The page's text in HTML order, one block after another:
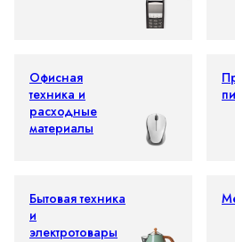
Офисная
техника и
расходные
материалы
Бытовая техника
и
электротовары